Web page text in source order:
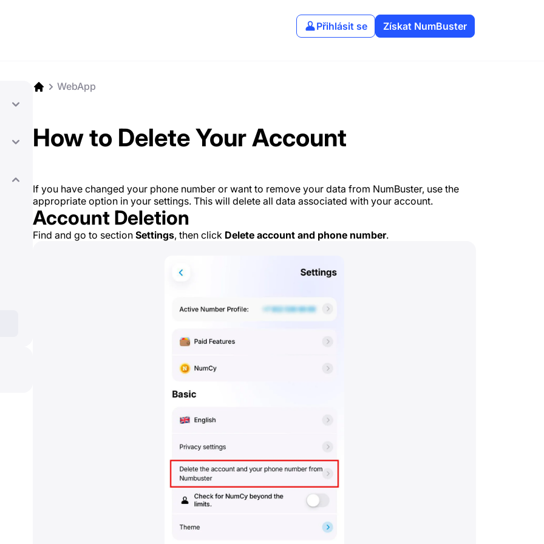
Přihlásit se Získat NumBuster
WebApp
How to Delete Your Account
If you have changed your phone number or want to remove your data from NumBuster, use the
appropriate option in your settings. This will delete all data associated with your account.
Account Deletion
Find and go to section Settings, then click Delete account and phone number.